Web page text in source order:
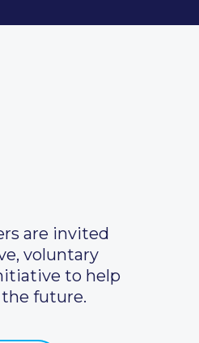
are invited
voluntary
to help
the future.